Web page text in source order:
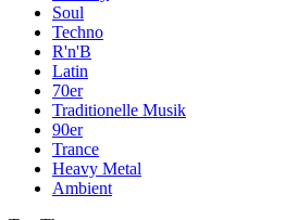
Soul
Techno
R'n'B
Latin
70er
Traditionelle Musik
90er
Trance
Heavy Metal
Ambient